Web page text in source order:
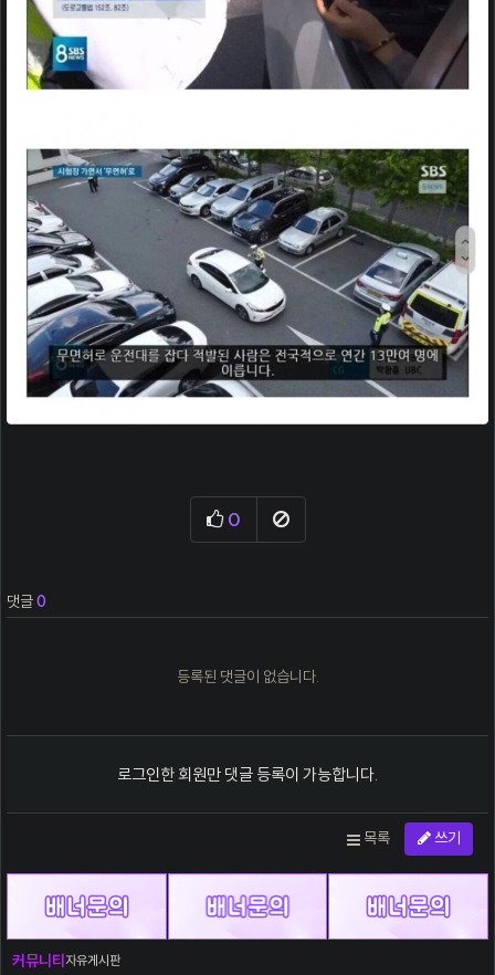
0
추천
신고
댓글0
등록된 댓글이 없습니다.
로그인한 회원만 댓글 등록이 가능합니다.
목록 쓰기
커뮤니티자유게시판